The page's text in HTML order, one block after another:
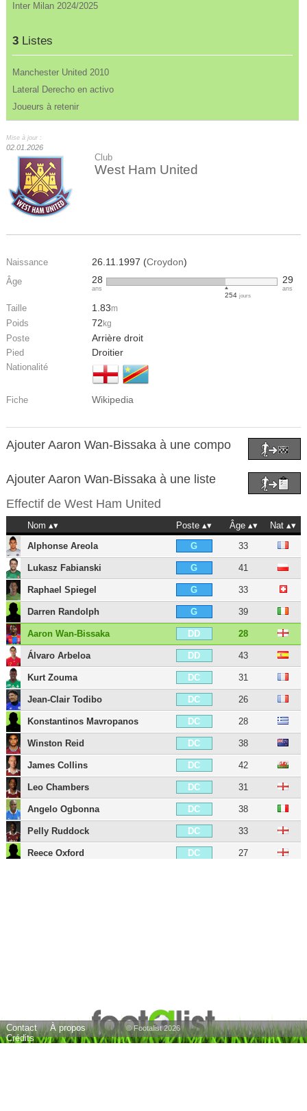
Inter Milan 2024/2025
3 Listes
Manchester United 2010
Lateral Derecho en activo
Joueurs à retenir
Mise à jour :
02.01.2026
Club
West Ham United
Naissance 26.11.1997 (Croydon)
Âge 28
ans
254jours
29
ans
Taille 1.83m
Poids 72 kg
Poste Arrière droit
Pied Droitier
Nationalité
Fiche Wikipedia
Ajouter Aaron Wan-Bissaka à une compo
Ajouter Aaron Wan-Bissaka à une liste
Effectif de West Ham United
Nom Poste Âge
Nat
Alphonse Areola
G 33
Lukasz Fabianski G 41
Raphael Spiegel G 33
Darren Randolph G 39
Aaron Wan-Bissaka DD 28
Álvaro Arbeloa DD 43
Kurt Zouma DC 31
Jean-Clair Todibo DC 26
Konstantinos Mavropanos DC 28
Winston Reid DC 38
James Collins DC 42
Leo Chambers DC 31
Angelo Ogbonna DC 38
Pelly Ruddock DC 33
Reece Oxford DC 27
Tomáš Soucek MDC 31
Contact
À propos
Crédits
© Footalist 2026